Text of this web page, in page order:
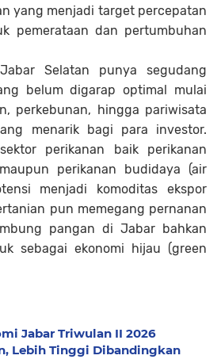
yang menjadi target percepatan
pemerataan dan pertumbuhan
Selatan punya segudang
belum digarap optimal mulai
perkebunan, hingga pariwisata
menarik bagi para investor.
perikanan baik perikanan
perikanan budidaya (air
menjadi komoditas ekspor
pun memegang pernanan
pangan di Jabar bahkan
sebagai ekonomi hijau (green
Jabar Triwulan II 2026
Lebih Tinggi Dibandingkan